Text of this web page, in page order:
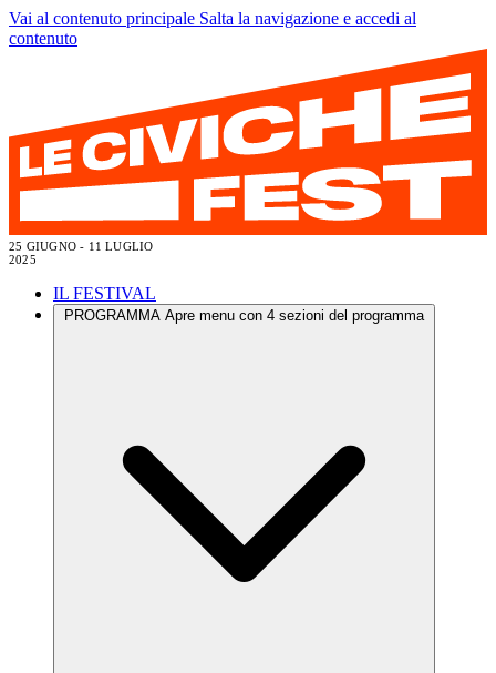
Vai al contenuto principale Salta la navigazione e accedi al
contenuto
25 GIUGNO - 11 LUGLIO
2025
IL FESTIVAL
PROGRAMMA Apre menu con 4 sezioni del programma